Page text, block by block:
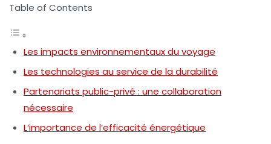
Table of Contents
Les impacts environnementaux du voyage
Les technologies au service de la durabilité
Partenariats public-privé : une collaboration
nécessaire
L’importance de l’efficacité énergétique